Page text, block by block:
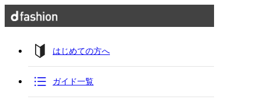
はじめての方へ
ガイド一覧